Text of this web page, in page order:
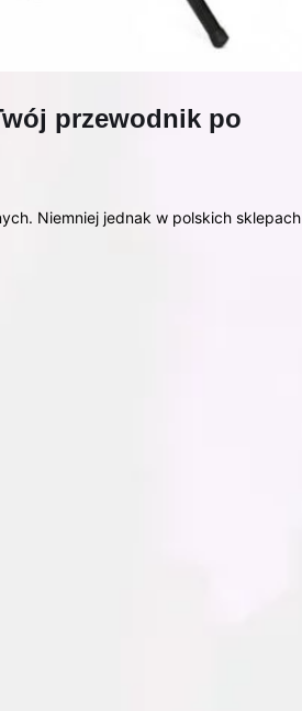
przewodnik po
Niemniej jednak w polskich sklepach